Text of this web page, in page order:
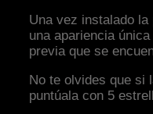
Una vez instalado
una apariencia
previa que se
No te olvides que si
puntúala con 5